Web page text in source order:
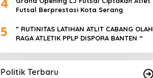
Futsal Berprestasi Kota Serang
5
” RUTINITAS LATIHAN ATLIT CABANG OLAH
RAGA ATLETIK PPLP DISPORA BANTEN “
Politik Terbaru